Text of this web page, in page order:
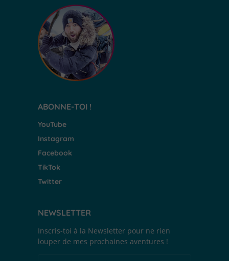
ABONNE-TOI !
YouTube
Instagram
Facebook
TikTok
Twitter
NEWSLETTER
Inscris-toi à la Newsletter pour ne rien
louper de mes prochaines aventures !